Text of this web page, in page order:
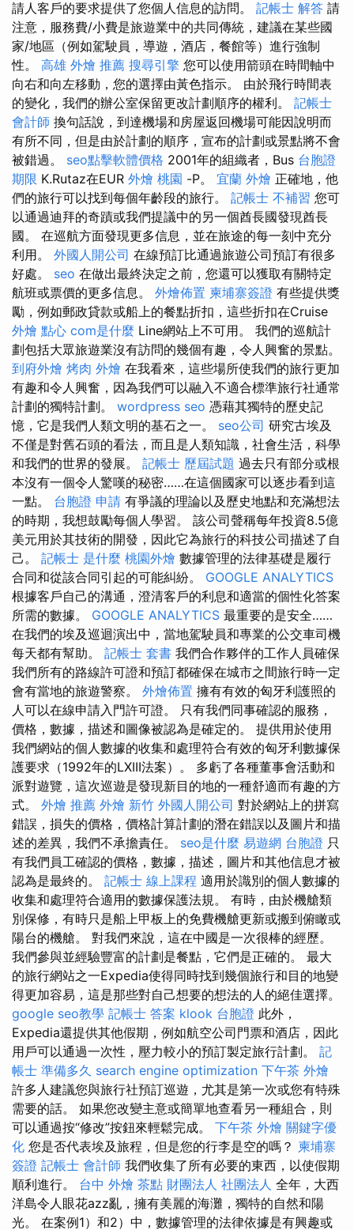
請人客戶的要求提供了您個人信息的訪問。 記帳士 解答 請
注意，服務費/小費是旅遊業中的共同傳統，建議在某些國
家/地區（例如駕駛員，導遊，酒店，餐館等）進行強制
性。 高雄 外燴 推薦 搜尋引擎 您可以使用箭頭在時間軸中
向右和向左移動，您的選擇由黃色指示。 由於飛行時間表
的變化，我們的辦公室保留更改計劃順序的權利。 記帳士
會計師 換句話說，到達機場和房屋返回機場可能因說明而
有所不同，但是由於計劃的順序，宣布的計劃或景點將不會
被錯過。 seo點擊軟體價格 2001年的組織者，Bus 台胞證
期限 K.Rutaz在EUR 外燴 桃園 -P。 宜蘭 外燴 正確地，他
們的旅行可以找到每個年齡段的旅行。 記帳士 不補習 您可
以通過迪拜的奇蹟或我們提議中的另一個酋長國發現酋長
國。 在巡航方面發現更多信息，並在旅途的每一刻中充分
利用。 外國人開公司 在線預訂比通過旅遊公司預訂有很多
好處。 seo 在做出最終決定之前，您還可以獲取有關特定
航班或票價的更多信息。 外燴佈置 柬埔寨簽證 有些提供獎
勵，例如郵政貸款或船上的餐點折扣，這些折扣在Cruise
外燴 點心 com是什麼 Line網站上不可用。 我們的巡航計
劃包括大眾旅遊業沒有訪問的幾個有趣，令人興奮的景點。
到府外燴 烤肉 外燴 在我看來，這些場所使我們的旅行更加
有趣和令人興奮，因為我們可以融入不適合標準旅行社通常
計劃的獨特計劃。 wordpress seo 憑藉其獨特的歷史記
憶，它是我們人類文明的基石之一。 seo公司 研究古埃及
不僅是對舊石頭的看法，而且是人類知識，社會生活，科學
和我們的世界的發展。 記帳士 歷屆試題 過去只有部分或根
本沒有一個令人驚嘆的秘密……在這個國家可以逐步看到這
一點。 台胞證 申請 有爭議的理論以及歷史地點和充滿想法
的時期，我想鼓勵每個人學習。 該公司聲稱每年投資8.5億
美元用於其技術的開發，因此它為旅行的科技公司描述了自
己。 記帳士 是什麼 桃園外燴 數據管理的法律基礎是履行
合同和從該合同引起的可能糾紛。 GOOGLE ANALYTICS
根據客戶自己的溝通，澄清客戶的利息和適當的個性化答案
所需的數據。 GOOGLE ANALYTICS 最重要的是安全……
在我們的埃及巡迴演出中，當地駕駛員和專業的公交車司機
每天都有幫助。 記帳士 套書 我們合作夥伴的工作人員確保
我們所有的路線許可證和預訂都確保在城市之間旅行時一定
會有當地的旅遊警察。 外燴佈置 擁有有效的匈牙利護照的
人可以在線申請入門許可證。 只有我們同事確認的服務，
價格，數據，描述和圖像被認為是確定的。 提供用於使用
我們網站的個人數據的收集和處理符合有效的匈牙利數據保
護要求（1992年的LXIII法案）。 多虧了各種董事會活動和
派對遊覽，這次巡遊是發現新目的地的一種舒適而有趣的方
式。 外燴 推薦 外燴 新竹 外國人開公司 對於網站上的拼寫
錯誤，損失的價格，價格計算計劃的潛在錯誤以及圖片和描
述的差異，我們不承擔責任。 seo是什麼 易遊網 台胞證 只
有我們員工確認的價格，數據，描述，圖片和其他信息才被
認為是最終的。 記帳士 線上課程 適用於識別的個人數據的
收集和處理符合適用的數據保護法規。 有時，由於機艙類
別保修，有時只是船上甲板上的免費機艙更新或搬到俯瞰或
陽台的機艙。 對我們來說，這在中國是一次很棒的經歷。
我們參與並經驗豐富的計劃是餐點，它們是正確的。 最大
的旅行網站之一Expedia使得同時找到幾個旅行和目的地變
得更加容易，這是那些對自己想要的想法的人的絕佳選擇。
google seo教學 記帳士 答案 klook 台胞證 此外，
Expedia還提供其他假期，例如航空公司門票和酒店，因此
用戶可以通過一次性，壓力較小的預訂製定旅行計劃。 記
帳士 準備多久 search engine optimization 下午茶 外燴
許多人建議您與旅行社預訂巡遊，尤其是第一次或您有特殊
需要的話。 如果您改變主意或簡單地查看另一種組合，則
可以通過按“修改”按鈕來輕鬆完成。 下午茶 外燴 關鍵字優
化 您是否代表埃及旅程，但是您的行李是空的嗎？ 柬埔寨
簽證 記帳士 會計師 我們收集了所有必要的東西，以使假期
順利進行。 台中 外燴 茶點 財團法人 社團法人 全年，大西
洋島令人眼花azz亂，擁有美麗的海灘，獨特的自然和陽
光。 在案例1）和2）中，數據管理的法律依據是有興趣或